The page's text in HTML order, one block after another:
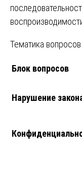
Тематика
Блок вопросов
Нарушение